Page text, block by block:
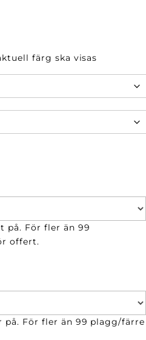
färg ska visas
på. För fler än 99
offert.
på. För fler än 99 plagg/färre